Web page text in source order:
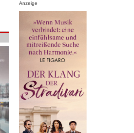
Anzeige